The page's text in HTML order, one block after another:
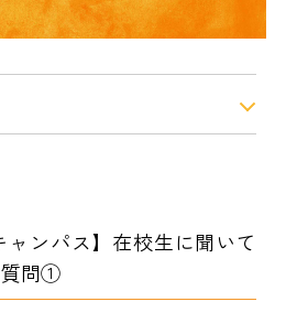
ャンパス】在校生に聞いて
質問①